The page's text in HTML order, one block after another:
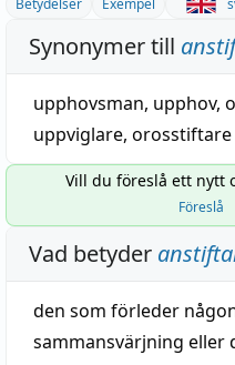
Betydelser Exempel
Synonymer till
upphovsman, upphov,
uppviglare, orosstiftare
Vill du föreslå ett nytt
Föreslå
Vad betyder
den som förleder
sammansvärjning eller